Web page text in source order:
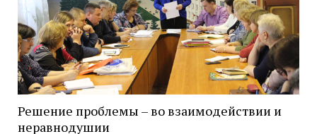
Решение проблемы – во взаимодействии и
неравнодушии